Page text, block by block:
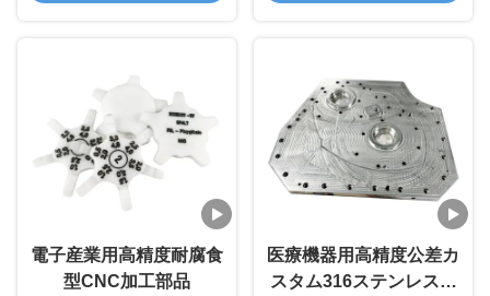
電子産業用高精度耐腐食
型CNC加工部品
医療機器用高精度公差カ
スタム316ステンレス鋼